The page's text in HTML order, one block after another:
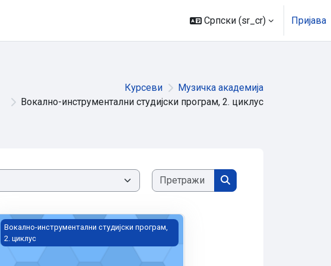
Српски ‎(sr_cr)‎ Пријава
Курсеви
Музичка академија
Вокално-инструментални студијски програм, 2. циклус
Претражи курсеве
Претражи курсеве
Соло пјевање, мастер, Остић
Вокално-инструментални студијски програм,
2. циклус